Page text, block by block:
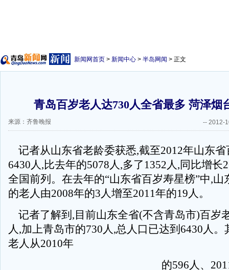
新闻网首页 > 新闻中心 > 半岛网闻 > 正文
青岛百岁老人达730人全省最多 菏泽烟
来源：齐鲁晚报 -- 2012-
记者从山东省老龄委获悉,截至2012年山东省
6430人,比去年的5078人,多了1352人,同比增长
全国前列。在去年的“山东省百岁寿星榜”中,山
的老人由2008年的3人增至2011年的19人。
记者了解到,目前山东全省(不含青岛市)百岁
人,加上青岛市的730人,总人口已达到6430人
老人从2010年
的596人、